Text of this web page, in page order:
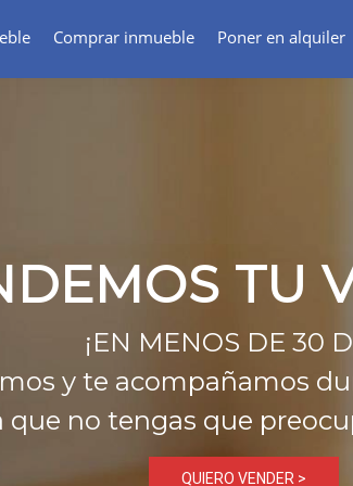
Comprar inmueble Poner en alquiler
TU INMOBILIARIA EN